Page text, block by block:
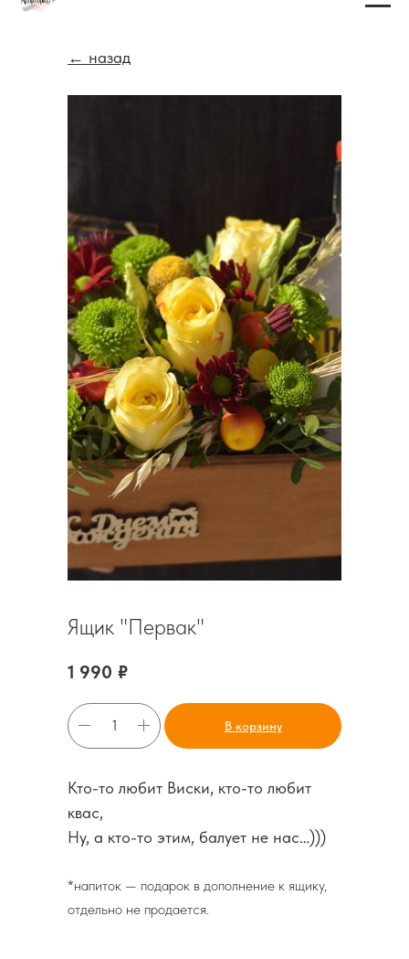
← назад
Ящик "Первак"
1 990 ₽
В корзину
Кто-то любит Виски, кто-то любит
квас,
Ну, а кто-то этим, балует не нас…)))
*напиток — подарок в дополнение к ящику,
отдельно не продается.